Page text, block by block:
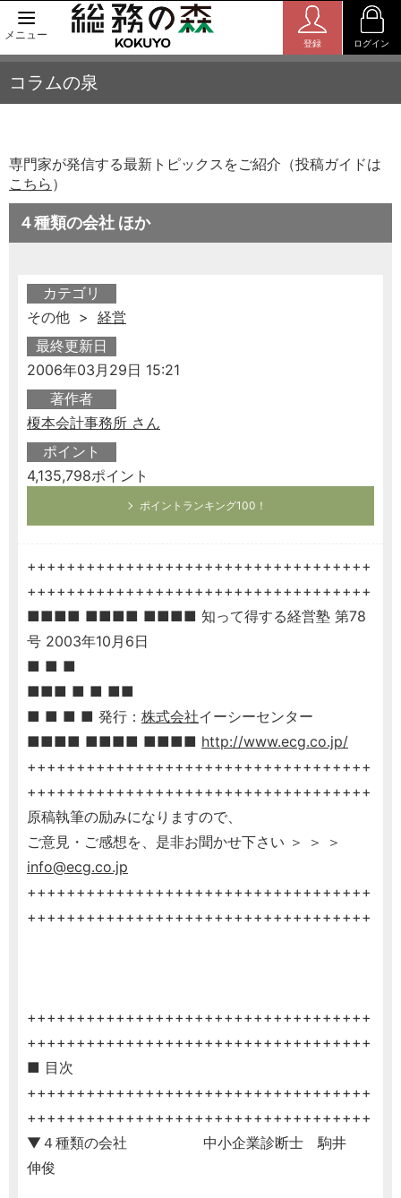
メニュー
登録 ログイン
コラムの泉
専門家が発信する最新トピックスをご紹介（投稿ガイドは
こちら ）
４種類の会社 ほか
カテゴリ
その他 > 経営
最終更新日
2006年03月29日 15:21
著作者
榎本会計事務所 さん
ポイント
4,135,798ポイント
ポイントランキング100！
+++++++++++++++++++++++++++++++++++
+++++++++++++++++++++++++++++++++++
■■■■ ■■■■ ■■■■ 知って得する経営塾 第78
号 2003年10月6日
■ ■ ■
■■■ ■ ■ ■■
■ ■ ■ ■ 発行： 株式会社イーシーセンター
■■■■ ■■■■ ■■■■ http://www.ecg.co.jp/
+++++++++++++++++++++++++++++++++++
+++++++++++++++++++++++++++++++++++
原稿執筆の励みになりますので、
ご意見・ご感想を、是非お聞かせ下さい ＞ ＞ ＞
info@ecg.co.jp
+++++++++++++++++++++++++++++++++++
+++++++++++++++++++++++++++++++++++
+++++++++++++++++++++++++++++++++++
+++++++++++++++++++++++++++++++++++
■ 目次
+++++++++++++++++++++++++++++++++++
+++++++++++++++++++++++++++++++++++
▼４種類の会社 中小企業診断士 駒井
伸俊